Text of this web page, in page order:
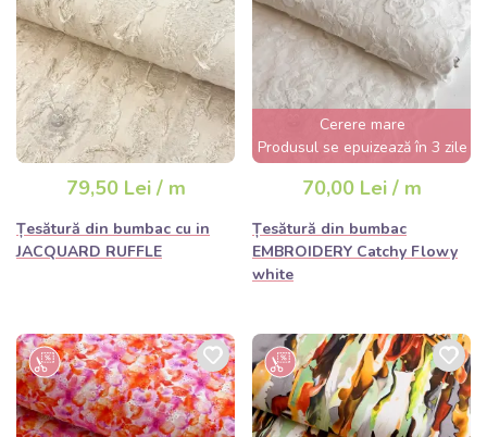
79,50 Lei / m
Țesătură din bumbac cu in
JACQUARD RUFFLE
Cerere mare
Produsul se epuizează în 3 zile
70,00 Lei / m
Țesătură din bumbac
EMBROIDERY Catchy Flowy
white